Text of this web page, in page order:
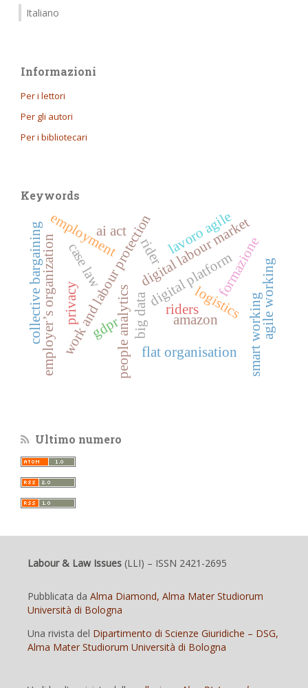
Italiano
Informazioni
Per i lettori
Per gli autori
Per i bibliotecari
Keywords
work and labour protectiondigital labour market
people analyticsbig data
privacy
employer’s organization
collective bargainingemployment
digital platform
rider
case law
amazon
logistics smart workingagile working
flat organisation
gdpr
ai act
formazione
riders
lavoro agile
Ultimo numero
Labour & Law Issues (LLI) – ISSN 2421-2695
Pubblicata da Alma Diamond, Alma Mater Studiorum
Università di Bologna
Una rivista del Dipartimento di Scienze Giuridiche – DSG,
Alma Mater Studiorum Università di Bologna